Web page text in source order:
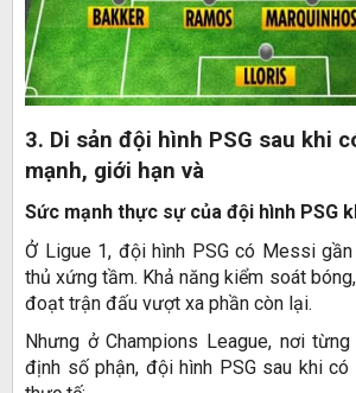
3. Di sản đội hình PSG sau khi
mạnh, giới hạn và
Sức mạnh thực sự của đội hình PSG
Ở Ligue 1, đội hình PSG có Messi
thủ xứng tầm. Khả năng kiểm soát
đoạt trận đấu vượt xa phần còn lại.
Nhưng ở Champions League, nơi
định số phận, đội hình PSG sau khi